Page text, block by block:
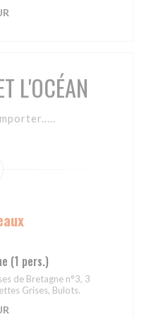
L'OCÉAN
(1 pers.)
de Bretagne n°3, 3
Grises, Bulots.